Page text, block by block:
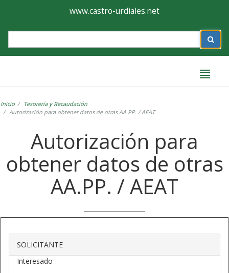
Ayuntamiento
de
Castro-
www.castro-urdiales.net
Inicio
Tesorería y Recaudación
Autorización para obtener datos de otras AA.PP. / AEAT
Autorización para
obtener datos de otras
AA.PP. / AEAT
SOLICITANTE
Interesado